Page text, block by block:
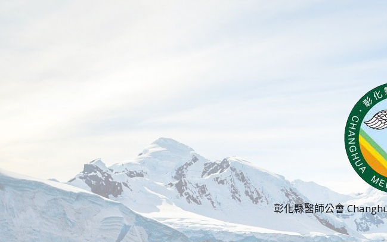
彰化縣醫師公會